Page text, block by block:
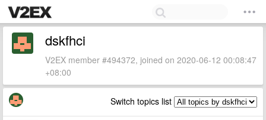
dskfhci
V2EX member #494372, joined on 2020-06-12 00:08:47
+08:00
Switch topics list